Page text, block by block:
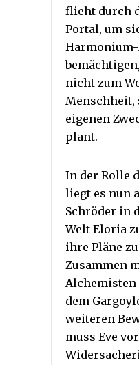
flieht durch
Portal, um
Harmonium-
nicht zum
Menschheit,
eigenen
plant.
In der Rolle
liegt es nun
Schröder in
Welt Eloria
ihre Pläne
Zusammen
Alchemisten
dem
weiteren
muss Eve